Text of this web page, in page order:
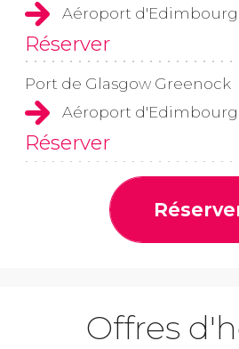
Aéroport d'Edimbourg
Réserver
Port de Glasgow Greenock
Aéroport d'Edimbourg
Réserver
Offres